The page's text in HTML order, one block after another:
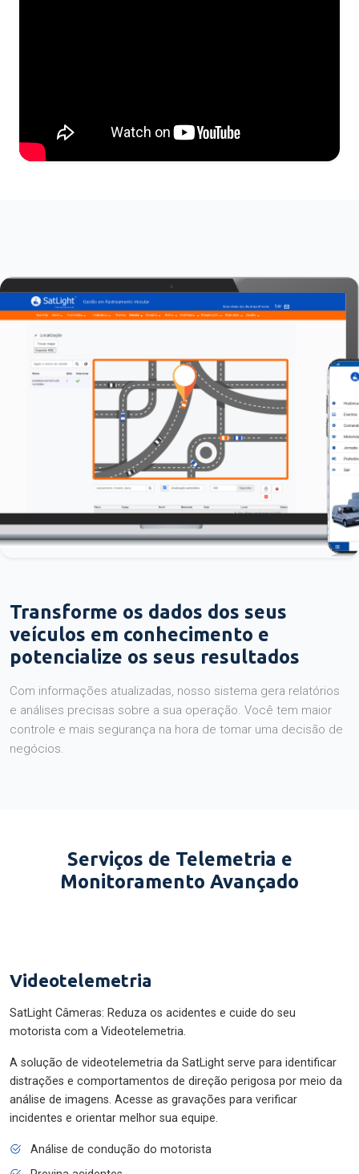
Transforme os dados dos seus
veículos em conhecimento e
potencialize os seus resultados
Com informações atualizadas, nosso sistema gera relatórios
e análises precisas sobre a sua operação. Você tem maior
controle e mais segurança na hora de tomar uma decisão de
negócios.
Serviços de Telemetria e
Monitoramento Avançado
Videotelemetria
SatLight Câmeras: Reduza os acidentes e cuide do seu
motorista com a Videotelemetria.
A solução de videotelemetria da SatLight serve para identificar
distrações e comportamentos de direção perigosa por meio da
análise de imagens. Acesse as gravações para verificar
incidentes e orientar melhor sua equipe.
Análise de condução do motorista